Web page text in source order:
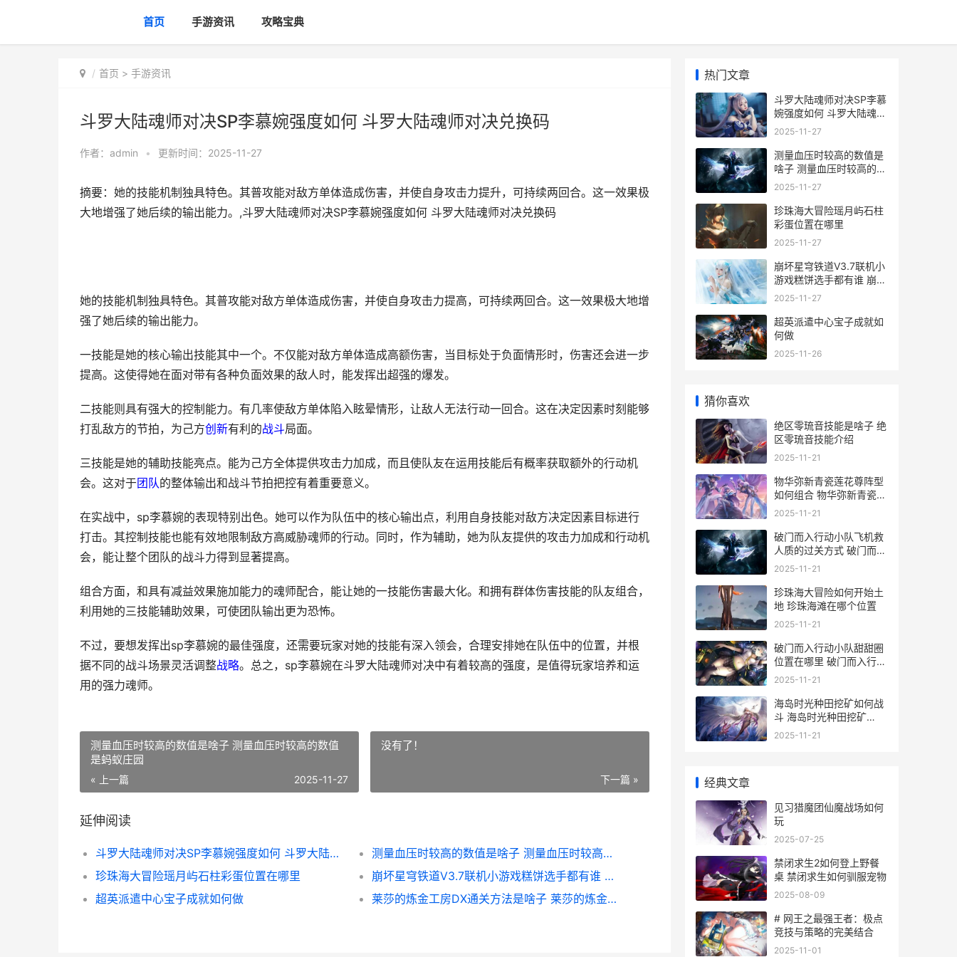
首页 手游资讯 攻略宝典
首页 > 手游资讯
斗罗大陆魂师对决SP李慕婉强度如何 斗罗大陆魂师对决兑换码
作者： admin • 更新时间：2025-11-27
摘要：她的技能机制独具特色。其普攻能对敌方单体造成伤害，并使自身攻击力提升，可持续两回合。这一效果极
大地增强了她后续的输出能力。,斗罗大陆魂师对决SP李慕婉强度如何 斗罗大陆魂师对决兑换码
她的技能机制独具特色。其普攻能对敌方单体造成伤害，并使自身攻击力提高，可持续两回合。这一效果极大地增
强了她后续的输出能力。
一技能是她的核心输出技能其中一个。不仅能对敌方单体造成高额伤害，当目标处于负面情形时，伤害还会进一步
提高。这使得她在面对带有各种负面效果的敌人时，能发挥出超强的爆发。
二技能则具有强大的控制能力。有几率使敌方单体陷入眩晕情形，让敌人无法行动一回合。这在决定因素时刻能够
打乱敌方的节拍，为己方创新有利的战斗局面。
三技能是她的辅助技能亮点。能为己方全体提供攻击力加成，而且使队友在运用技能后有概率获取额外的行动机
会。这对于团队的整体输出和战斗节拍把控有着重要意义。
在实战中，sp李慕婉的表现特别出色。她可以作为队伍中的核心输出点，利用自身技能对敌方决定因素目标进行
打击。其控制技能也能有效地限制敌方高威胁魂师的行动。同时，作为辅助，她为队友提供的攻击力加成和行动机
会，能让整个团队的战斗力得到显著提高。
组合方面，和具有减益效果施加能力的魂师配合，能让她的一技能伤害最大化。和拥有群体伤害技能的队友组合，
利用她的三技能辅助效果，可使团队输出更为恐怖。
不过，要想发挥出sp李慕婉的最佳强度，还需要玩家对她的技能有深入领会，合理安排她在队伍中的位置，并根
据不同的战斗场景灵活调整战略。总之，sp李慕婉在斗罗大陆魂师对决中有着较高的强度，是值得玩家培养和运
用的强力魂师。
测量血压时较高的数值是啥子 测量血压时较高的数值
是蚂蚁庄园
« 上一篇 2025-11-27
没有了！
下一篇 »
延伸阅读
斗罗大陆魂师对决SP李慕婉强度如何 斗罗大陆魂师对决兑换码
测量血压时较高的数值是啥子 测量血压时较高的数值是蚂蚁庄园
珍珠海大冒险瑶月屿石柱彩蛋位置在哪里
崩坏星穹铁道V3.7联机小游戏糕饼选手都有谁 崩坏星穹铁道v3资源包
超英派遣中心宝子成就如何做
莱莎的炼金工房DX通关方法是啥子 莱莎的炼金工房常暗女王与秘密藏身处
热门文章
斗罗大陆魂师对决SP李慕
婉强度如何 斗罗大陆魂师
对决兑换码
2025-11-27
测量血压时较高的数值是
啥子 测量血压时较高的数
值是蚂蚁庄园
2025-11-27
珍珠海大冒险瑶月屿石柱
彩蛋位置在哪里
2025-11-27
崩坏星穹铁道V3.7联机小
游戏糕饼选手都有谁 崩坏
星穹铁道v3资源包
2025-11-27
超英派遣中心宝子成就如
何做
2025-11-26
猜你喜欢
绝区零琉音技能是啥子 绝
区零琉音技能介绍
2025-11-21
物华弥新青瓷莲花尊阵型
如何组合 物华弥新青瓷莲
花尊培养攻略
2025-11-21
破门而入行动小队飞机救
人质的过关方式 破门而入
行动小队无限星星版
2025-11-21
珍珠海大冒险如何开始土
地 珍珠海滩在哪个位置
2025-11-21
破门而入行动小队甜甜圈
位置在哪里 破门而入行动
小队无限星星版
2025-11-21
海岛时光种田挖矿如何战
斗 海岛时光种田挖矿
2025最新版下载
2025-11-21
经典文章
见习猎魔团仙魔战场如何
玩
2025-07-25
禁闭求生2如何登上野餐
桌 禁闭求生如何驯服宠物
2025-08-09
# 网王之最强王者：极点
竞技与策略的完美结合
2025-11-01